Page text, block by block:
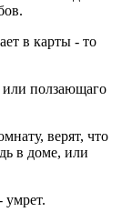
в карты - то
или ползающаго
верят, что
в доме, или
умрет.